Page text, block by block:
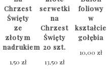
Chrzest
Święty
ze
złotym
nadrukiem
1,50zł
serwetki
na
Chrzest
Święty
20 szt.
13,50 zł
foliowy
w
kształcie
gołębia
10,00zł